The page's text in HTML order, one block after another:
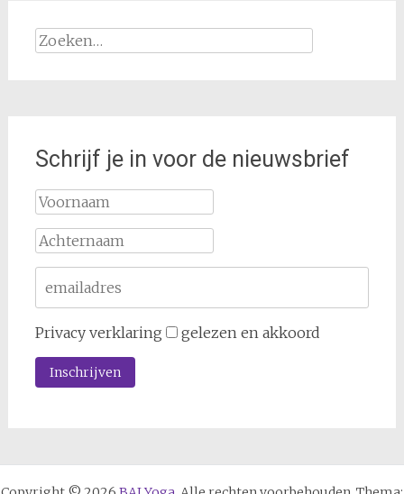
Zoeken
Schrijf je in voor de nieuwsbrief
Privacy verklaring gelezen en akkoord